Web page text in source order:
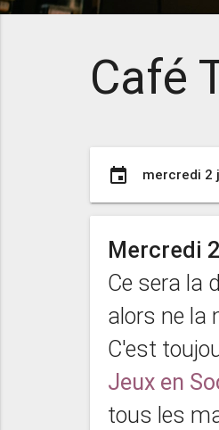
Café
event mercredi 2
Mercredi
Ce sera la
alors ne la
C'est
Jeux en
tous les